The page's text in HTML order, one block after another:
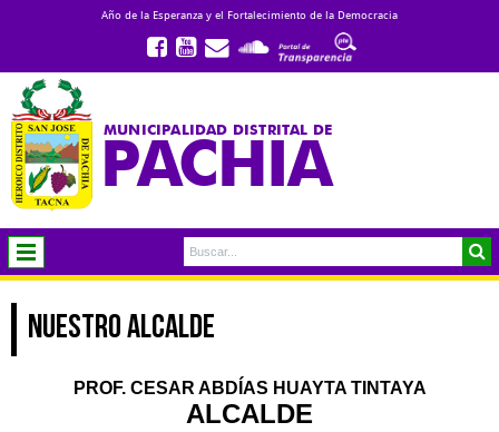
Año de la Esperanza y el Fortalecimiento de la Democracia
MUNICIPALIDAD DISTRITAL DE
PACHIA
NUESTRO ALCALDE
PROF. CESAR ABDÍAS HUAYTA TINTAYA
ALCALDE